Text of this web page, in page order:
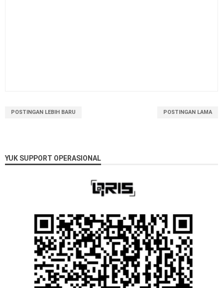
POSTINGAN LEBIH BARU POSTINGAN LAMA
YUK SUPPORT OPERASIONAL